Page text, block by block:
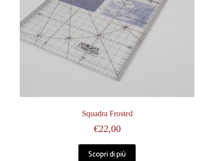
Squadra Frosted
€22,00
Scopri di più